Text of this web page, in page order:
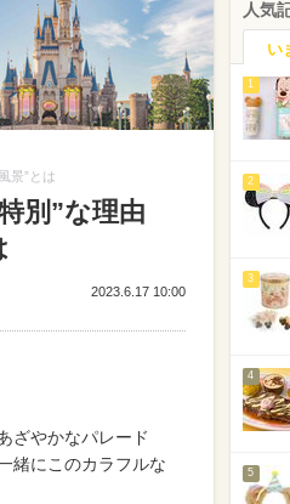
景”とは
別”な理由
2023.6.17 10:00
ざやかなパレード
緒にこのカラフルな
人気
い
1
2
3
4
5